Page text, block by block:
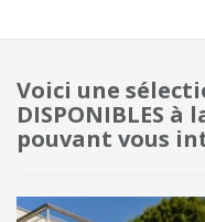
Voici une
DISPONIBLES à
pouvant vous